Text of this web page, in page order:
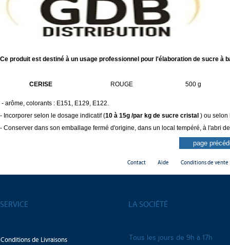
Ce produit est destiné à un usage professionnel pour l'élaboration de sucre à
CERISE ROUGE 500 g
- arôme, colorants : E151, E129, E122.
- Incorporer selon le dosage indicatif (10 à 15g /par kg de sucre cristal ) ou selon
- Conserver dans son emballage fermé d'origine, dans un local tempéré, à l'abri
Contact Aide Conditions de vente
SERVICE LA SOCIÉTÉ
Conditions de Livraisons
Tous les jours de 9h à 17h